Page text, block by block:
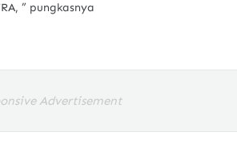
” pungkasnya
Advertisement